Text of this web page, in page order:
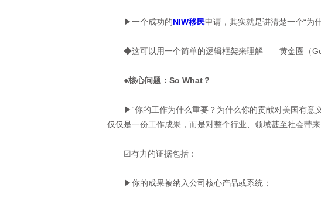
▶一个成功的NIW移民申请，其实就是讲清楚一个“为
◆这可以用一个简单的逻辑框架来理解——黄金圈（
●核心问题：So What？
▶“你的工作为什么重要？为什么你的贡献对美国有意
仅仅是一份工作成果，而是对整个行业、领域甚至社会带来
☑有力的证据包括：
▶你的成果被纳入公司核心产品或系统；